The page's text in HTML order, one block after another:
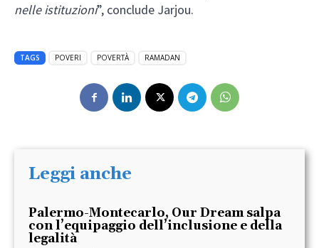
nelle istituzioni”, conclude Jarjou.
TAGS POVERI POVERTÀ RAMADAN
Leggi anche
Palermo-Montecarlo, Our Dream salpa
con l’equipaggio dell’inclusione e della
legalità